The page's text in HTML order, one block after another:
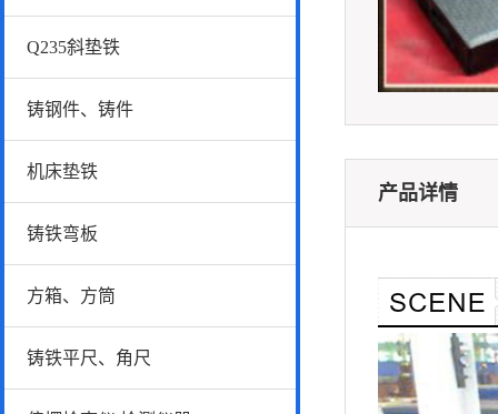
Q235斜垫铁
铸钢件、铸件
机床垫铁
铸铁弯板
方箱、方筒
铸铁平尺、角尺
产品详情